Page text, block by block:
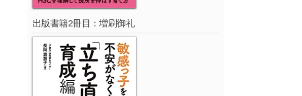
出版書籍2冊目：増刷御礼